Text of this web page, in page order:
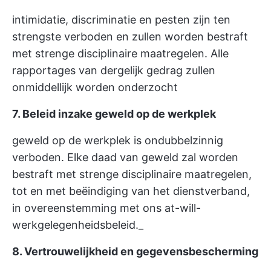
intimidatie, discriminatie en pesten zijn ten
strengste verboden en zullen worden bestraft
met strenge disciplinaire maatregelen. Alle
rapportages van dergelijk gedrag zullen
onmiddellijk worden onderzocht
7. Beleid inzake geweld op de werkplek
geweld op de werkplek is ondubbelzinnig
verboden. Elke daad van geweld zal worden
bestraft met strenge disciplinaire maatregelen,
tot en met beëindiging van het dienstverband,
in overeenstemming met ons at-will-
werkgelegenheidsbeleid._
8. Vertrouwelijkheid en gegevensbescherming